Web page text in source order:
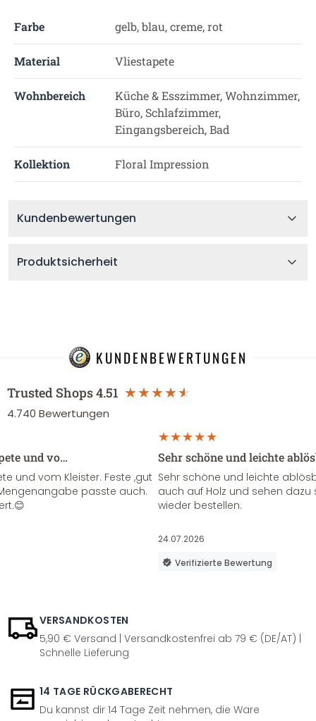
Farbe gelb, blau, creme, rot
Material Vliestapete
Wohnbereich
Küche & Esszimmer, Wohnzimmer,
Büro, Schlafzimmer,
Eingangsbereich, Bad
Kollektion Floral Impression
Kundenbewertungen
Produktsicherheit
KUNDENBEWERTUNGEN
Trusted Shops4.51
4.740 Bewertungen
und vo…
und vom Kleister. Feste ,gut
passte auch.
Sehr schöne und leichte
Sehr schöne und leichte
auch auf Holz und sehen
wieder bestellen.
24.07.2026
Verifizierte Bewertung
VERSANDKOSTEN
5,90 € Versand | Versandkostenfrei ab 79 € (DE/AT) |
Schnelle Lieferung
14 TAGE RÜCKGABERECHT
Du kannst dir 14 Tage Zeit nehmen, die Ware